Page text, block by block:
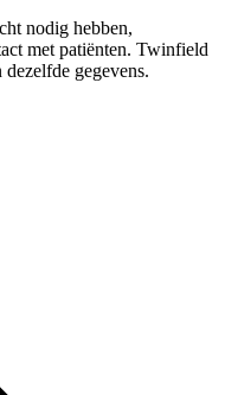
nodig hebben,
met patiënten. Twinfield
gegevens.